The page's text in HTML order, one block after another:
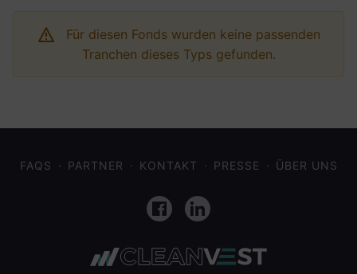
Für diesen Fonds wurden keine passenden
Tranchen dieses Typs gefunden.
FAQS PARTNER KONTAKT PRESSE ÜBER UNS
FacebookLinkedIn